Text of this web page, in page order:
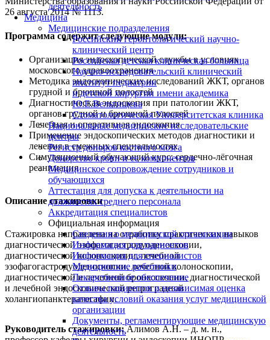
деятельность
Медицина
Медицинские подразделения
Российский геронтологический научно-
клинический центр
Российская детская клиническая больница
Научно-исследовательский клинический
институт педиатрии
и детской хирургии имени академика
Ю.Е.Вельтищева
Стоматологическая Университетская клиника
Национальные медицинские исследовательские
центры
Регистр доноров костного мозга
Донорство крови и ее компонентов
Медицинское сопровождение сотрудников и
обучающихся
Аттестация для допуска к деятельности на
должностях среднего персонала
Аккредитация специалистов
Официальная информация
Сведения о медицинской организации
Информация для пациентов
Информация для специалистов
Медицинские работники
Лекарственное обеспечение
Отзывы пациентов и независимая оценка
качества условий оказания услуг медицинской
организации
Документы, регламентирующие медицинскую
деятельность
26 августа 2014 № 1113.
Программа содержит следующие модули:
Организация эндоскопической службы в условиях
московского здравоохранения
Методика эндоскопических исследований ЖКТ, органов
грудной и брюшной полостей
Диагностическая эндоскопия при патологии ЖКТ,
органов грудной и брюшной полостей
Лечебная и оперативная эндоскопия
Применение эндоскопических методов диагностики и
лечения в смежных специальностях
Симуляционный обучающий курс: сердечно-лёгочная
реанимация
Описание стажировки
Стажировка направлена на отработку практических навыков
диагностической эзофагогастродуоденоскопии,
диагностической колоноскопии, лечебной
эзофагогастродуоденоскопии, лечебной колоноскопии,
диагностической и лечебной бронхоскопии, диагностической
и лечебной эндоскопической ретроградной
холангиопанктератогафии.
Руководитель стажировки:Алимов А.Н. – д. м. н.,